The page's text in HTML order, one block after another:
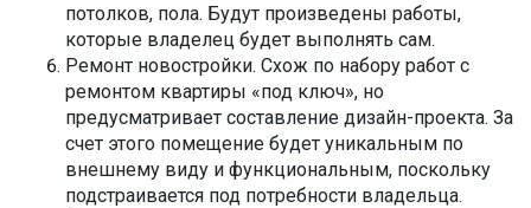
потолков, пола. Будут произведены работы,
которые владелец будет выполнять сам.
Ремонт новостройки. Схож по набору работ с
ремонтом квартиры «под ключ», но
предусматривает составление дизайн-проекта. За
счет этого помещение будет уникальным по
внешнему виду и функциональным, поскольку
подстраивается под потребности владельца.